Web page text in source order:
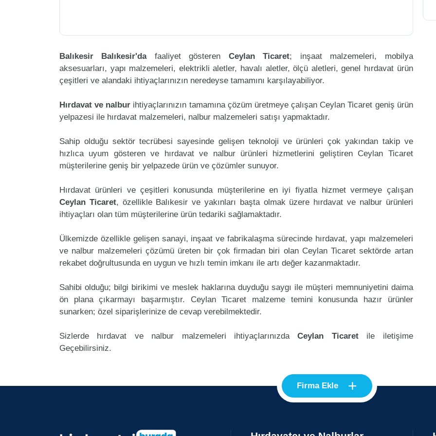
Balıkesir Balıkesir'dafaaliyet gösteren Ceylan Ticaret; inşaat malzemeleri, mobilya
aksesuarları, yapı malzemeleri, elektrikli aletler, havalı aletler, ölçü aletleri, genel hırdavat ürün
çeşitleri ve alandaki ihtiyaçlarınızın neredeyse tamamını karşılayabiliyor.
Hırdavat ve nalbur ihtiyaçlarınızın tamamına çözüm üretmeye çalışan Ceylan Ticaret geniş ürün
yelpazesi ile hırdavat malzemeleri, nalbur malzemeleri satışı yapmaktadır.
Sahip olduğu sektör tecrübesi sayesinde gelişen teknoloji ve ürünleri çok yakından takip ve
hızlıca uyum gösteren ve hırdavat ve nalbur ürünleri hizmetlerini geliştiren Ceylan Ticaret
müşterilerine geniş bir yelpazede ürün ve çözümler sunuyor.
Hırdavat ürünleri ve çeşitleri konusunda müşterilerine en iyi fiyatla hizmet vermeye çalışan
Ceylan Ticaret, özellikle Balıkesir ve yakınları başta olmak üzere hırdavat ve nalbur ürünleri
ihtiyaçları olan tüm müşterilerine ürün tedariki sağlamaktadır.
Ülkemizde özellikle gelişen sanayi, inşaat ve fabrikalaşma sürecinde hırdavat, yapı malzemeleri
ve nalbur malzemeleri çözümü üreten bir çok firmadan biri olan Ceylan Ticaret sektörde artan
rekabet doğrultusunda en uygun ve hızlı temin imkanı ile artı değer kazanmaktadır.
Sahibi olduğu; bilgi birikimi ve meslek haklarına duyduğu saygı ile müşteri memnuniyetini daima
ön plana çıkarmayı başarmıştır. Ceylan Ticaret malzeme temini konusunda hazır ürünler
sunarken; özel siparişlerinize de cevap verebilmektedir.
Sizlerde hırdavat ve nalbur malzemeleri ihtiyaçlarınızdaCeylan Ticaretile iletişime
Geçebilirsiniz.
Firma Ekle +